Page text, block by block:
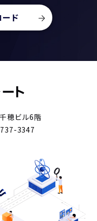
ド
穂ビル6階
3347